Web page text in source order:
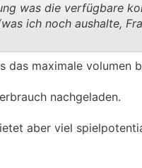
für das VR71 drauf
lassen und
sich die
was die verfügbare
ich noch aushalte,
maximale volumen
nachgeladen.
aber viel